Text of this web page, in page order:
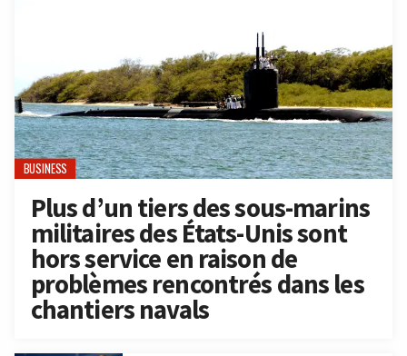
BUSINESS
Plus d’un tiers des sous-marins
militaires des États-Unis sont
hors service en raison de
problèmes rencontrés dans les
chantiers navals